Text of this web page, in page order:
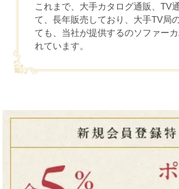
これまで、大手カタログ通販、TV
て、長年販売しており、大手TV局
ても、当社が提供するのソファー
れています。